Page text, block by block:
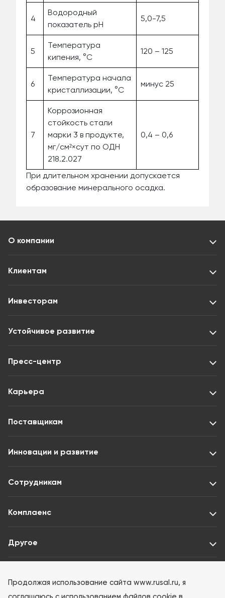
4
Водородный
показатель pH
5,0-7,5
5
Температура
кипения, °C
120 – 125
6
Температура начала
кристаллизации, °C
минус 25
7
Коррозионная
стойкость стали
марки 3 в продукте,
мг/см²×сут по ОДН
218.2.027
0,4 – 0,6
При длительном хранении допускается
образование минерального осадка.
О компании
Клиентам
Инвесторам
Устойчивое развитие
Пресс-центр
Карьера
Поставщикам
Инновации и развитие
Сотрудникам
Комплаенс
Другое
Раскрытие информации ООО «Интерфакс-ЦРКИ»
Продолжая использование сайта www.rusal.ru, я